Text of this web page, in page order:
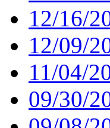
12/16/
12/09/
11/04/
09/30/